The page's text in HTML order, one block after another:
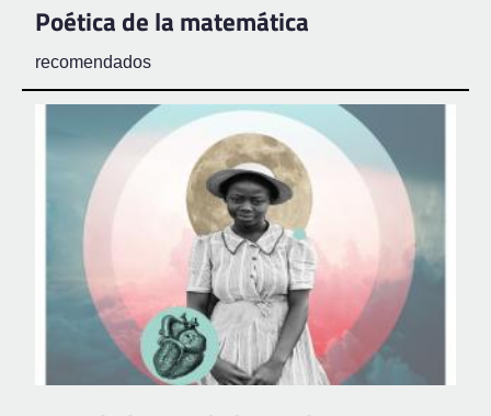
Poética de la matemática
recomendados